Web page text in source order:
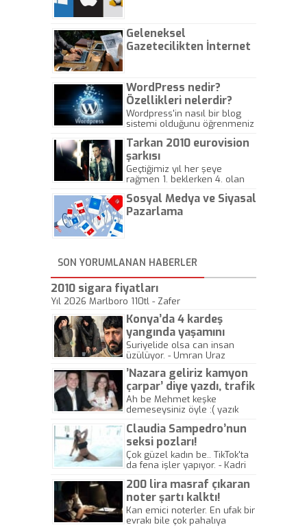
Geleneksel
Gazetecilikten İnternet
WordPress nedir?
Özellikleri nelerdir?
Wordpress'in nasıl bir blog
sistemi olduğunu öğrenmeniz
Tarkan 2010 eurovision
şarkısı
Geçtiğimiz yıl her şeye
rağmen 1. beklerken 4. olan
gösterisinin bu yarışmada
önemli olmadığını anlamıştır.
Sosyal Medya ve Siyasal
Pazarlama
SON YORUMLANAN HABERLER
2010 sigara fiyatları
Yıl 2026 Marlboro 110tl - Zafer
Konya’da 4 kardeş
yangında yaşamını
yitirdi
Suriyelide olsa can insan
üzülüyor. - Umran Uraz
’Nazara geliriz kamyon
çarpar’ diye yazdı, trafik
kazasında öldü!
Ah be Mehmet keşke
demeseysiniz öyle :( yazık
Claudia Sampedro’nun
seksi pozları!
Çok güzel kadın be.. TikTok'ta
da fena işler yapıyor. - Kadri
200 lira masraf çıkaran
noter şartı kalktı!
Kan emici noterler. En ufak bir
evrakı bile çok pahalıya